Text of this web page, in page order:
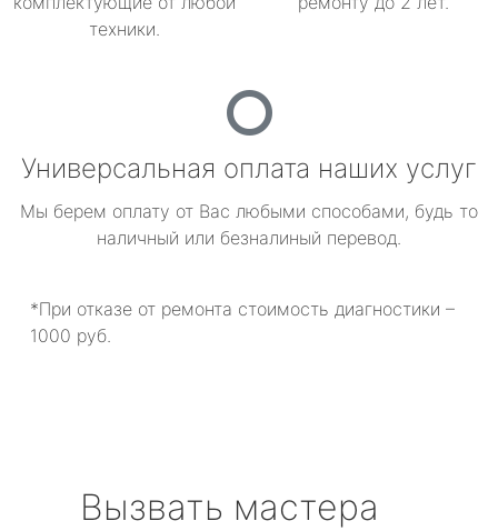
техники.
Универсальная оплата наших услуг
Мы берем оплату от Вас любыми способами, будь то
наличный или безналиный перевод.
*При отказе от ремонта стоимость диагностики –
1000 руб.
Вызвать мастера